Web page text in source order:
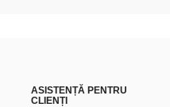
ASISTENȚĂ PENTRU
CLIENȚI